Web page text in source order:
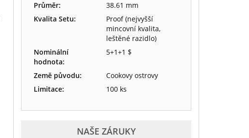
Průměr:
38.61 mm
Kvalita Setu:
Proof (nejvyšší
mincovní kvalita,
leštěné razidlo)
Nominální
hodnota:
5+1+1 $
Země původu:
Cookovy ostrovy
Limitace:
100 ks
NAŠE ZÁRUKY